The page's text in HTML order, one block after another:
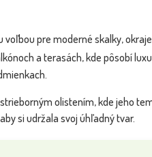
skladom
13.30 €
Dostupnosť:
s DPH
voľbou pre moderné skalky,
a terasách, kde pôsobí
olistením, kde jeho
si udržala svoj úhľadný tvar.